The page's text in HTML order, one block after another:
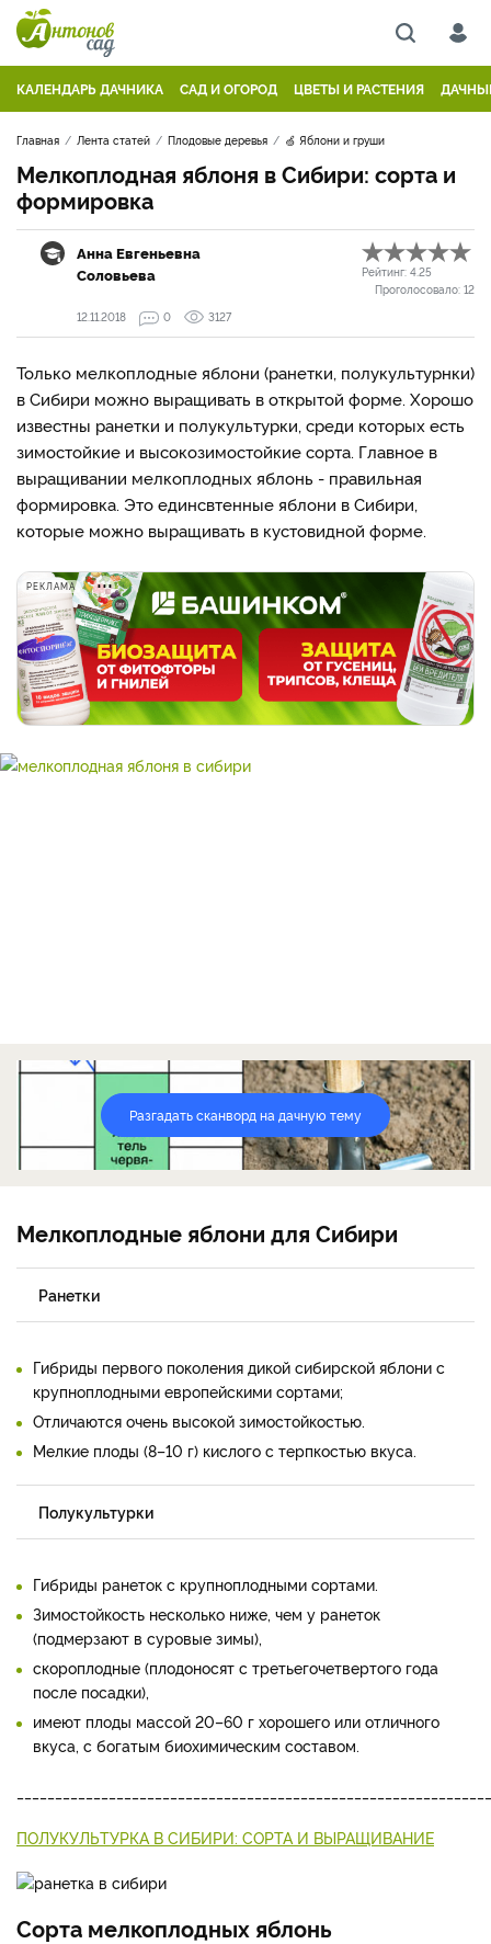
КАЛЕНДАРЬ ДАЧНИКА САД И ОГОРОД ЦВЕТЫ И РАСТЕНИЯ
Главная Лента статей Плодовые деревья 🍏 Яблони и груши
Мелкоплодная яблоня в Сибири: сорта и
формировка
Анна Евгеньевна
Соловьева
Рейтинг: 4.25
Проголосовало: 12
12.11.2018
0 3127
Только мелкоплодные яблони (ранетки, полукультурнки)
в Сибири можно выращивать в открытой форме. Хорошо
известны ранетки и полукультурки, среди которых есть
зимостойкие и высокозимостойкие сорта. Главное в
выращивании мелкоплодных яблонь - правильная
формировка. Это единсвтенные яблони в Сибири,
которые можно выращивать в кустовидной форме.
РЕКЛАМА
Разгадать сканворд на дачную тему
Мелкоплодные яблони для Сибири
Ранетки
Гибриды первого поколения дикой сибирской яблони с
крупноплодными европейскими сортами;
Отличаются очень высокой зимостойкостью.
Мелкие плоды (8–10 г) кислого с терпкостью вкуса.
Полукультурки
Гибриды ранеток с крупноплодными сортами.
Зимостойкость несколько ниже, чем у ранеток
(подмерзают в суровые зимы),
скороплодные (плодоносят с третьего­четвертого года
после посадки),
имеют плоды массой 20–60 г хорошего или отличного
вкуса, с богатым биохимическим сос­тавом.
ПОЛУКУЛЬТУРКА В СИБИРИ: СОРТА И ВЫРАЩИВАНИЕ
Сорта мелкоплодных яблонь